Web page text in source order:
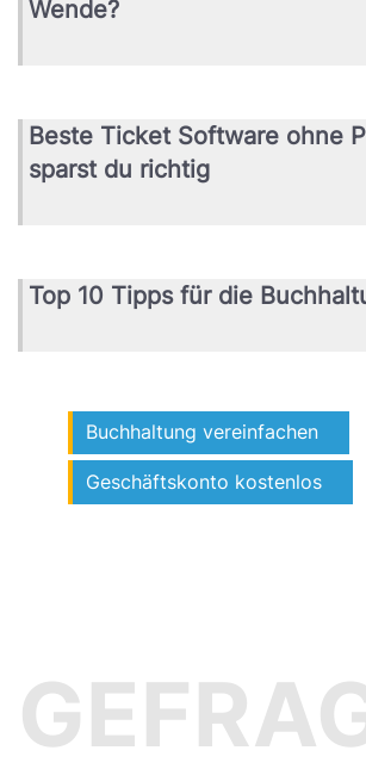
Wende?
Beste Ticket Software ohne
sparst du richtig
Top 10 Tipps für die
Buchhaltung vereinfachen
Geschäftskonto kostenlos